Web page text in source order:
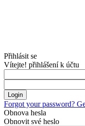
Přihlásit se
Vítejte! přihlášení k účtu
Forgot your password?
Obnova hesla
Obnovit své heslo